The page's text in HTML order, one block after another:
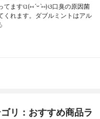
てますପ(⑅ˊᵕˋ⑅)ଓ口臭の原因菌
くれます。ダブルミントはアル
リ：おすすめ商品ラ